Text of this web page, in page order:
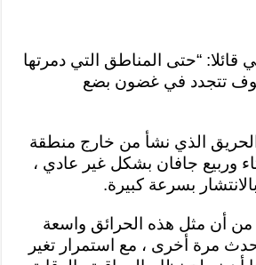
“حتى المناطق التي دمرتها
سوف تتجدد في غضون بضع
الحريق الذي نشأ من خارج منطقة
وربيع جافان بشكل غير عادي ،
بسرعة كبيرة.
أن مثل هذه الحرائق واسعة
مرة أخرى ، مع استمرار تغير